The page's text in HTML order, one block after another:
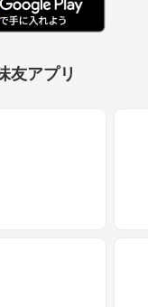
友アプリ